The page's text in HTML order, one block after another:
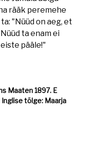
rääk peremehe
"Nüüd on aeg, et
ta enam ei
pääle!"
Maaten 1897. E
Inglise tõlge: Maarja